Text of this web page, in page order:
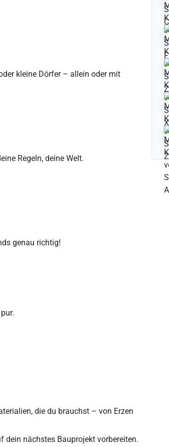
kleine Dörfer – allein oder mit
Regeln, deine Welt.
genau richtig!
die du brauchst – von Erzen
dein nächstes Bauprojekt vorbereiten.